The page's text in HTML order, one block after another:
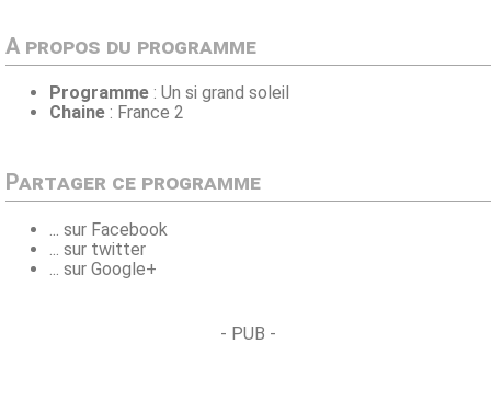
A propos du programme
Programme : Un si grand soleil
Chaine : France 2
Partager ce programme
... sur Facebook
... sur twitter
... sur Google+
- PUB -